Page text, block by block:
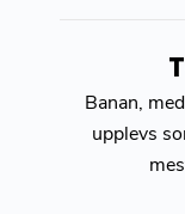
Banan,
upplevs